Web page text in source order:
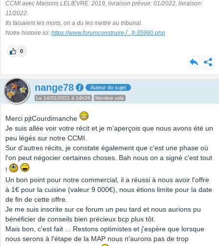
CCMI avec Maisons LELIEVRE: 2019, livraison prévue: 01/2022, livraison:
11/2022.
Ils faisaient les morts, on a du les mettre au tribunal.
Notre histoire ici: https://www.forumconstruire.[...]t-35960.php
0
nange78 Auteur du sujet
Le 14/01/2021 à 14h26 Membre utile
Merci pjtCourdimanche
Je suis allée voir votre récit et je m'aperçois que nous avons été un
peu légés sur notre CCMI.
Sur d'autres récits, je constate également que c'est une phase où
l'on peut négocier certaines choses. Bah nous on a signé c'est tout
!
Un bon point pour notre commercial, il a réussi à nous avoir l'offre
à 1€ pour la cuisine (valeur 9 000€), nous étions limite pour la date
de fin de cette offre.
Je me suis inscrite sur ce forum un peu tard et nous aurions pu
bénéficier de conseils bien précieux bcp plus tôt.
Mais bon, c'est fait ... Restons optimistes et j'espère que lorsque
nous serons à l'étape de la MAP nous n'aurons pas de trop